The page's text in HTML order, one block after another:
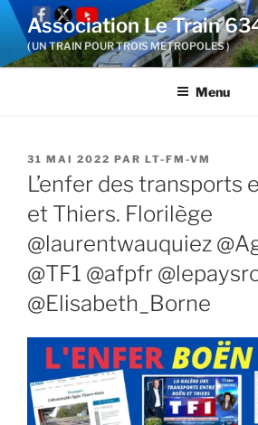
Aller
contenu
Association Le Train
( UN TRAIN POUR TROIS METROPOLES )
Menu
PUBLIÉ
LE
31 MAI 2022 PAR LT-FM-VM
L’enfer des transports
et Thiers. Florilège
@laurentwauquiez
@TF1 @afpfr
@Elisabeth_Borne